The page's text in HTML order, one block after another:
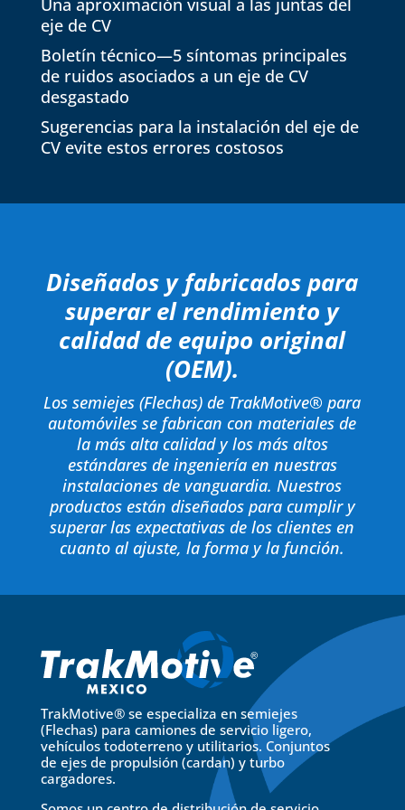
Una aproximación visual a las juntas del
eje de CV
Boletín técnico—5 síntomas principales
de ruidos asociados a un eje de CV
desgastado
Sugerencias para la instalación del eje de
CV evite estos errores costosos
Diseñados y fabricados para
superar el rendimiento y
calidad de equipo original
(OEM).
Los semiejes (Flechas) de TrakMotive® para
automóviles se fabrican con materiales de
la más alta calidad y los más altos
estándares de ingeniería en nuestras
instalaciones de vanguardia. Nuestros
productos están diseñados para cumplir y
superar las expectativas de los clientes en
cuanto al ajuste, la forma y la función.
TrakMotive® se especializa en semiejes
(Flechas) para camiones de servicio ligero,
vehículos todoterreno y utilitarios. Conjuntos
de ejes de propulsión (cardan) y turbo
cargadores.